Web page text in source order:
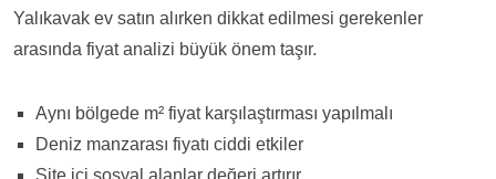
Yalıkavak ev satın alırken dikkat edilmesi gerekenler
arasında fiyat analizi büyük önem taşır.
Aynı bölgede m² fiyat karşılaştırması yapılmalı
Deniz manzarası fiyatı ciddi etkiler
Site içi sosyal alanlar değeri artırır